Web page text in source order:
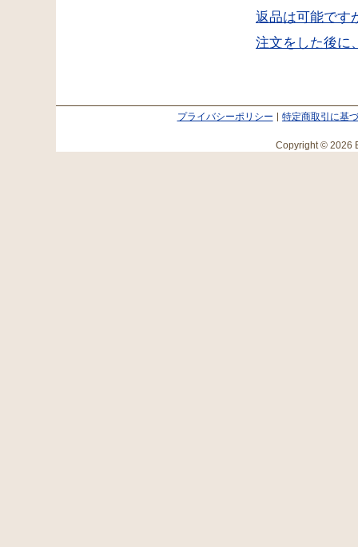
返品は可能です
注文をした後に
プライバシーポリシー 特定商取引に基
Copyright © 2026